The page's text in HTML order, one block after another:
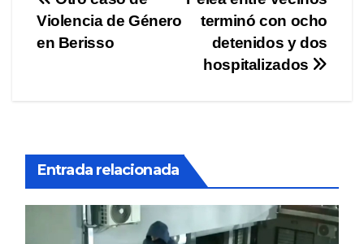
de
terminó con ocho
detenidos y dos
hospitalizados
Violencia de Género
en Berisso
Entrada relacionada